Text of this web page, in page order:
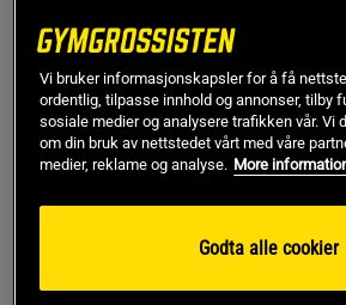
Forbedre treningen din med Balance
Gymstick, designet for både
hjemmetrening.
Les mer
Informasjon Anmeldelser
Vi bruker informasjonskapsler for å få
ordentlig, tilpasse innhold og annonser, tilby
sosiale medier og analysere trafikken vår. Vi
om din bruk av nettstedet vårt med våre
medier, reklame og analyse. More
Godta alle cookier